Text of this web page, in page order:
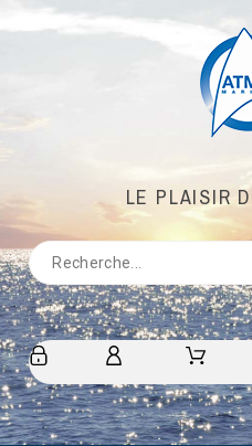
LE PLAISIR